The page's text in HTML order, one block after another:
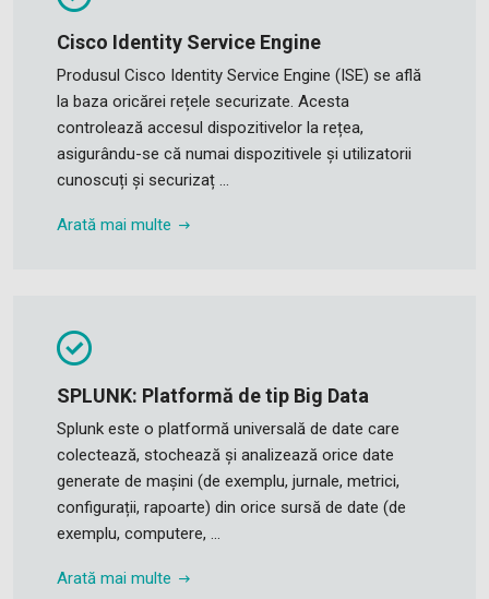
Cisco Identity Service Engine
Produsul Cisco Identity Service Engine (ISE) se află
la baza oricărei rețele securizate. Acesta
controlează accesul dispozitivelor la rețea,
asigurându-se că numai dispozitivele și utilizatorii
cunoscuți și securizaț ...
Arată mai multe
SPLUNK: Platformă de tip Big Data
Splunk este o platformă universală de date care
colectează, stochează și analizează orice date
generate de mașini (de exemplu, jurnale, metrici,
configurații, rapoarte) din orice sursă de date (de
exemplu, computere, ...
Arată mai multe